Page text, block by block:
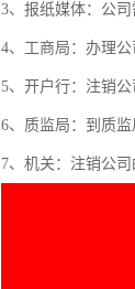
3、报纸媒体：公司
4、工商局：办理公
5、开户行：注销公
6、质监局：到质监
7、机关：注销公